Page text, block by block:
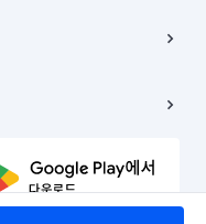
당사자에게 있습니다.